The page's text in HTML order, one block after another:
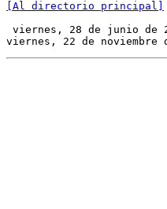
[Al directorio principal]
viernes, 28 de junio
viernes, 22 de